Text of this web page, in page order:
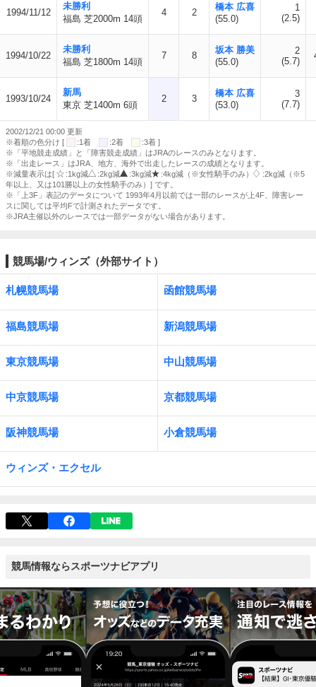
1994/11/12
未勝利
福島 芝2000m 14頭
4 2
橋本 広喜
(55.0)
1
(2.5)
1994/10/22
未勝利
福島 芝1800m 14頭
7 8
坂本 勝美
(55.0)
2
(5.7)
1993/10/24
新馬
東京 芝1400m 6頭
2 3
橋本 広喜
(53.0)
3
(7.7)
2002/12/21 00:00 更新
※着順の色分け [
:1着 :2着
:3着 ]
※「平地競走成績」と「障害競走成績」はJRAのレースのみとなります。
※「出走レース」はJRA、地方、海外で出走したレースの成績となります。
※減量表示は[
:1kg減 :2kg減 :3kg減 :4kg減（※女性騎手のみ）
:2kg減（※5
年以上、又は101勝以上の女性騎手のみ）] です。
※「上3F」表記のデータについて 1993年4月以前では一部のレースが上4F、障害レー
スに関しては平均Fで計測されたデータです。
※JRA主催以外のレースでは一部データがない場合があります。
競馬場/ウィンズ（外部サイト）
札幌競馬場 函館競馬場
福島競馬場 新潟競馬場
東京競馬場 中山競馬場
中京競馬場 京都競馬場
阪神競馬場 小倉競馬場
ウィンズ・エクセル
競馬情報ならスポーツナビアプリ